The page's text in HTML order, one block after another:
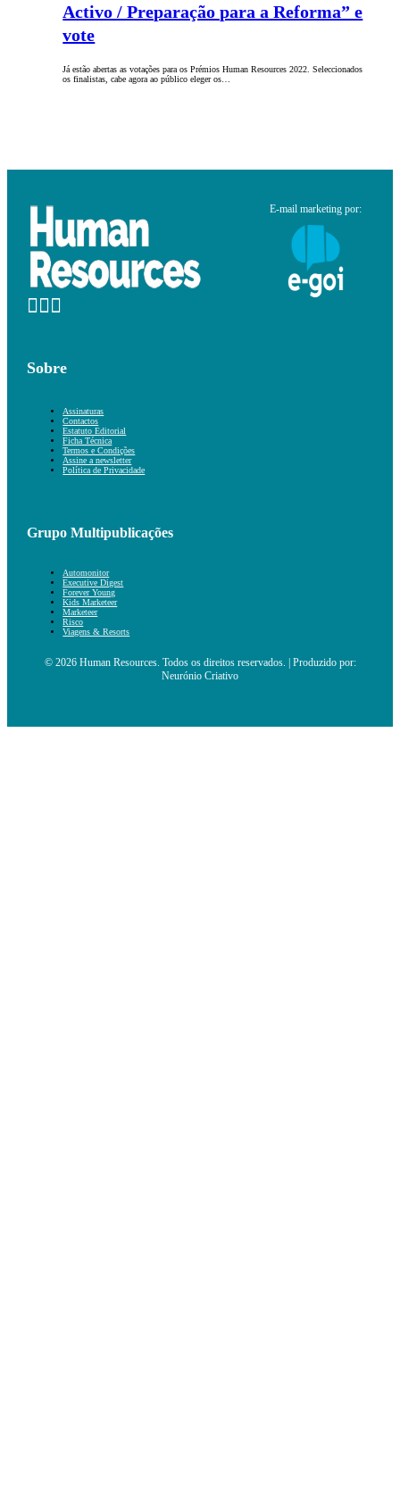
Activo / Preparação para a Reforma” e
vote
Já estão abertas as votações para os Prémios Human Resources 2022. Seleccionados
os finalistas, cabe agora ao público eleger os…
E-mail marketing por:
Sobre
Assinaturas
Contactos
Estatuto Editorial
Ficha Técnica
Termos e Condições
Assine a newsletter
Política de Privacidade
Grupo Multipublicações
Automonitor
Executive Digest
Forever Young
Kids Marketeer
Marketeer
Risco
Viagens & Resorts
© 2026 Human Resources. Todos os direitos reservados. | Produzido por:
Neurónio Criativo